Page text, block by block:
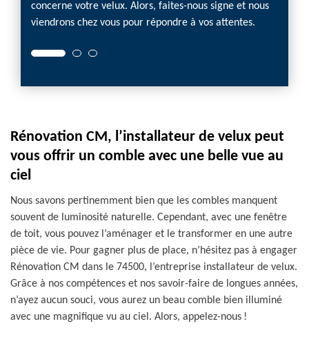
concerne votre velux. Alors, faites-nous signe et nous
viendrons chez vous pour répondre à vos attentes.
Rénovation CM, l’installateur de velux peut
vous offrir un comble avec une belle vue au
ciel
Nous savons pertinemment bien que les combles manquent
souvent de luminosité naturelle. Cependant, avec une fenêtre
de toit, vous pouvez l’aménager et le transformer en une autre
pièce de vie. Pour gagner plus de place, n’hésitez pas à engager
Rénovation CM dans le 74500, l’entreprise installateur de velux.
Grâce à nos compétences et nos savoir-faire de longues années,
n’ayez aucun souci, vous aurez un beau comble bien illuminé
avec une magnifique vu au ciel. Alors, appelez-nous !